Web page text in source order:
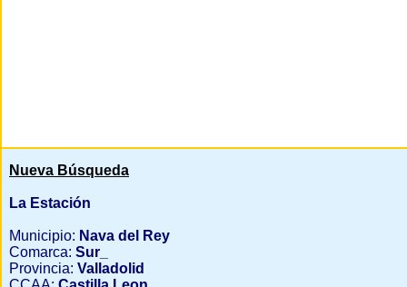
Nueva Búsqueda
La Estación
Municipio: Nava del Rey
Comarca: Sur_
Provincia: Valladolid